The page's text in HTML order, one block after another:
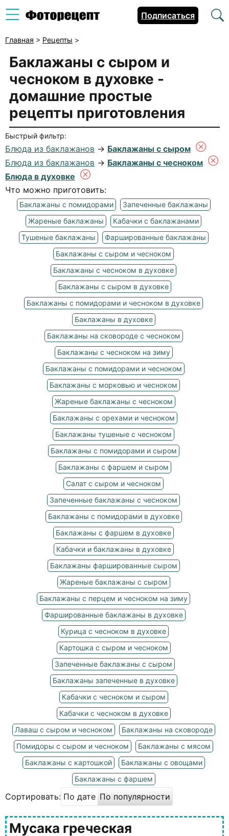
Подписаться
Главная > Рецепты >
Баклажаны с сыром и
чесноком в духовке -
домашние простые
рецепты приготовления
Быстрый фильтр:
Блюда из баклажанов → Баклажаны с сыром
Блюда из баклажанов → Баклажаны с чесноком
Блюда в духовке
Что можно приготовить:
Баклажаны с помидорами
Запеченные баклажаны
Жареные баклажаны
Кабачки с баклажанами
Тушеные баклажаны
Фаршированные баклажаны
Баклажаны с сыром и чесноком
Баклажаны с чесноком в духовке
Баклажаны с сыром в духовке
Баклажаны с помидорами и чесноком в духовке
Баклажаны в духовке
Баклажаны на сковороде с чесноком
Баклажаны с чесноком на зиму
Баклажаны с помидорами и чесноком
Баклажаны с морковью и чесноком
Жареные баклажаны с чесноком
Баклажаны с орехами и чесноком
Баклажаны тушеные с чесноком
Баклажаны с помидорами и сыром
Баклажаны с фаршем и сыром
Салат с сыром и чесноком
Запеченные баклажаны с чесноком
Баклажаны с помидорами в духовке
Баклажаны с фаршем в духовке
Кабачки и баклажаны в духовке
Баклажаны фаршированные сыром
Жареные баклажаны с сыром
Баклажаны с перцем и чесноком на зиму
Фаршированные баклажаны в духовке
Курица с чесноком в духовке
Картошка с сыром и чесноком
Запеченные баклажаны с сыром
Баклажаны запеченные в духовке
Кабачки с чесноком и сыром
Кабачки с чесноком в духовке
Лаваш с сыром и чесноком
Баклажаны на сковороде
Помидоры с сыром и чесноком
Баклажаны с мясом
Баклажаны с картошкой
Баклажаны с овощами
Баклажаны с фаршем
Сортировать: По дате По популярности
Мусака греческая